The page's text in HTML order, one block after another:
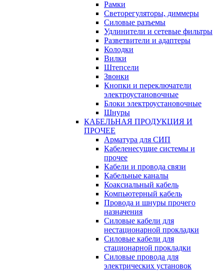
Рамки
Светорегуляторы, диммеры
Силовые разъемы
Удлинители и сетевые фильтры
Разветвители и адаптеры
Колодки
Вилки
Штепсели
Звонки
Кнопки и переключатели
электроустановочные
Блоки электроустановочные
Шнуры
КАБЕЛЬНАЯ ПРОДУКЦИЯ И
ПРОЧЕЕ
Арматура для СИП
Кабеленесущие системы и
прочее
Кабели и провода связи
Кабельные каналы
Коаксиальный кабель
Компьютерный кабель
Провода и шнуры прочего
назначения
Силовые кабели для
нестационарной прокладки
Силовые кабели для
стационарной прокладки
Силовые провода для
электрических установок